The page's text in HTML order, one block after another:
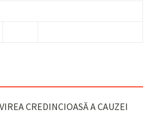
CREDINCIOASĂ A CAUZEI